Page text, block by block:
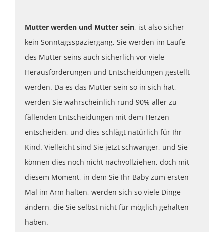
Mutter werden und Mutter sein, ist also sicher
kein Sonntagsspaziergang, Sie werden im Laufe
des Mutter seins auch sicherlich vor viele
Herausforderungen und Entscheidungen gestellt
werden. Da es das Mutter sein so in sich hat,
werden Sie wahrscheinlich rund 90% aller zu
fällenden Entscheidungen mit dem Herzen
entscheiden, und dies schlägt natürlich für Ihr
Kind. Vielleicht sind Sie jetzt schwanger, und Sie
können dies noch nicht nachvollziehen, doch mit
diesem Moment, in dem Sie Ihr Baby zum ersten
Mal im Arm halten, werden sich so viele Dinge
ändern, die Sie selbst nicht für möglich gehalten
haben.